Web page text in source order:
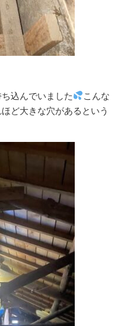
込んでいました
こんな
ほど大きな穴があるという